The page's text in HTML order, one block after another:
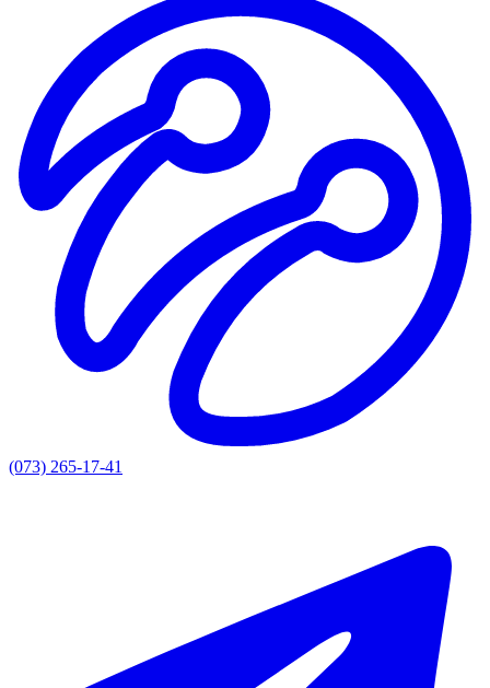
(073) 265-17-41